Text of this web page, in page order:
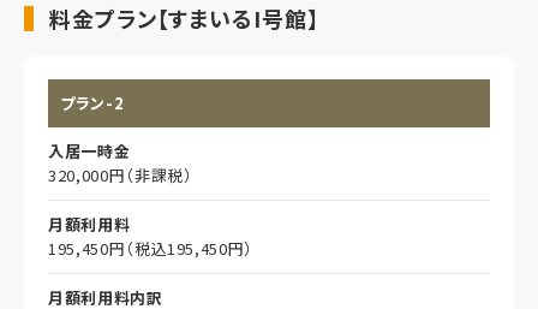
料金プラン【すまいるI号館】
プラン-2
入居一時金
320,000円（非課税）
月額利用料
195,450円（税込195,450円）
月額利用料内訳